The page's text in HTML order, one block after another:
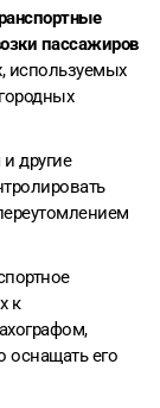
пассажиров
используемых
другие
к
оснащать его